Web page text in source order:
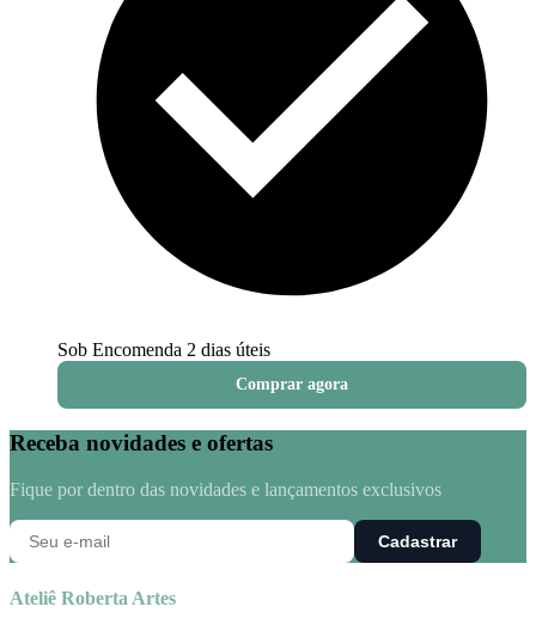
Sob Encomenda 2 dias úteis
Comprar agora
Receba novidades e ofertas
Fique por dentro das novidades e lançamentos exclusivos
Cadastrar
Ateliê Roberta Artes